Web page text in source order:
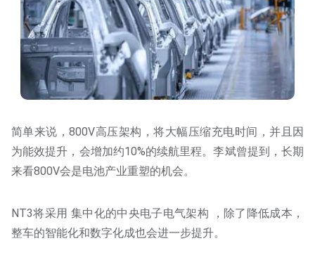
简单来说，800V高压架构，将大幅压缩充电时间，并且因
为能效提升，会增加约10%的续航里程。李斌曾提到，长期
来看800V会是电池产业重塑的机会。
NT3将采用 集中化的中央电子电气架构 ，除了降低成本，
整车的智能化和数字化成也会进一步提升。